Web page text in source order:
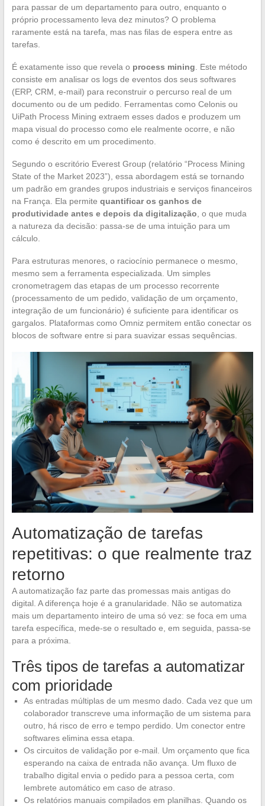
para passar de um departamento para outro, enquanto o
próprio processamento leva dez minutos? O problema
raramente está na tarefa, mas nas filas de espera entre as
tarefas.
É exatamente isso que revela o process mining . Este método
consiste em analisar os logs de eventos dos seus softwares
(ERP, CRM, e-mail) para reconstruir o percurso real de um
documento ou de um pedido. Ferramentas como Celonis ou
UiPath Process Mining extraem esses dados e produzem um
mapa visual do processo como ele realmente ocorre, e não
como é descrito em um procedimento.
Segundo o escritório Everest Group (relatório “Process Mining
State of the Market 2023”), essa abordagem está se tornando
um padrão em grandes grupos industriais e serviços financeiros
na França. Ela permite quantificar os ganhos de
produtividade antes e depois da digitalização , o que muda
a natureza da decisão: passa-se de uma intuição para um
cálculo.
Para estruturas menores, o raciocínio permanece o mesmo,
mesmo sem a ferramenta especializada. Um simples
cronometragem das etapas de um processo recorrente
(processamento de um pedido, validação de um orçamento,
integração de um funcionário) é suficiente para identificar os
gargalos. Plataformas como Omniz permitem então conectar os
blocos de software entre si para suavizar essas sequências.
Automatização de tarefas
repetitivas: o que realmente traz
retorno
A automatização faz parte das promessas mais antigas do
digital. A diferença hoje é a granularidade. Não se automatiza
mais um departamento inteiro de uma só vez: se foca em uma
tarefa específica, mede-se o resultado e, em seguida, passa-se
para a próxima.
Três tipos de tarefas a automatizar
com prioridade
As entradas múltiplas de um mesmo dado. Cada vez que um
colaborador transcreve uma informação de um sistema para
outro, há risco de erro e tempo perdido. Um conector entre
softwares elimina essa etapa.
Os circuitos de validação por e-mail. Um orçamento que fica
esperando na caixa de entrada não avança. Um fluxo de
trabalho digital envia o pedido para a pessoa certa, com
lembrete automático em caso de atraso.
Os relatórios manuais compilados em planilhas. Quando os